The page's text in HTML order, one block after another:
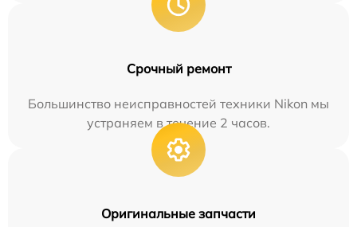
Срочный ремонт
Большинство неисправностей техники Nikon мы
устраняем в течение 2 часов.
Оригинальные запчасти